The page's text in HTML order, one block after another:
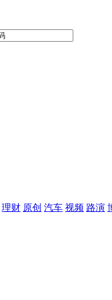
理财 原创 汽车 视频 路演